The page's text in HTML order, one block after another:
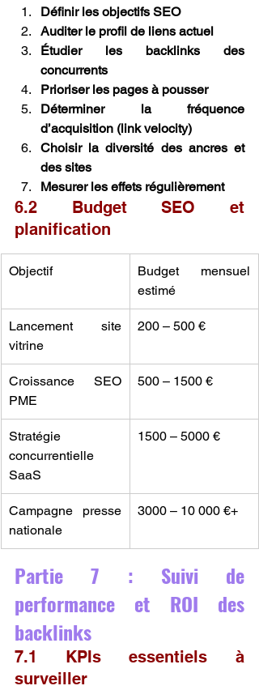
Définir les objectifs SEO
Auditer le profil de liens actuel
Étudier les backlinks des
concurrents
Prioriser les pages à pousser
Déterminer la fréquence
d’acquisition (link velocity)
Choisir la diversité des ancres et
des sites
Mesurer les effets régulièrement
6.2 Budget SEO et
planification
Objectif
Budget mensuel
estimé
Lancement site
vitrine
200 – 500 €
Croissance SEO
PME
500 – 1500 €
Stratégie
concurrentielle
SaaS
1500 – 5000 €
Campagne presse
nationale
3000 – 10 000 €+
Partie 7 : Suivi de
performance et ROI des
backlinks
7.1 KPIs essentiels à
surveiller